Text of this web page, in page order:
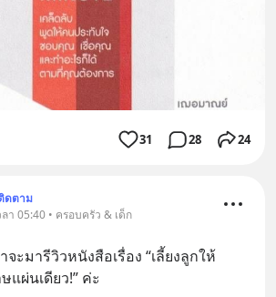
31 28 24
ดตาม
า 05:40 • ครอบครัว & เด็ก
จะมารีวิวหนังสือเรื่อง “เลี้ยงลูกให้
แผ่นเดียว!” ค่ะ